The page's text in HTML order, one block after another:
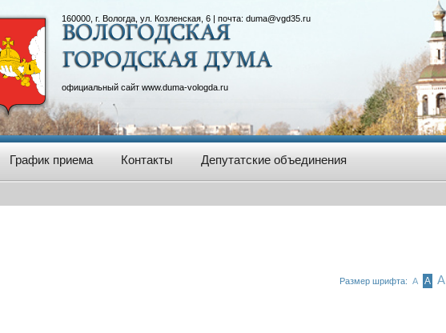
160000, г. Вологда, ул. Козленская, 6 | почта: duma@vgd35.ru
официальный сайт www.duma-vologda.ru
График приема Контакты Депутатские объединения
Размер шрифта: А А А